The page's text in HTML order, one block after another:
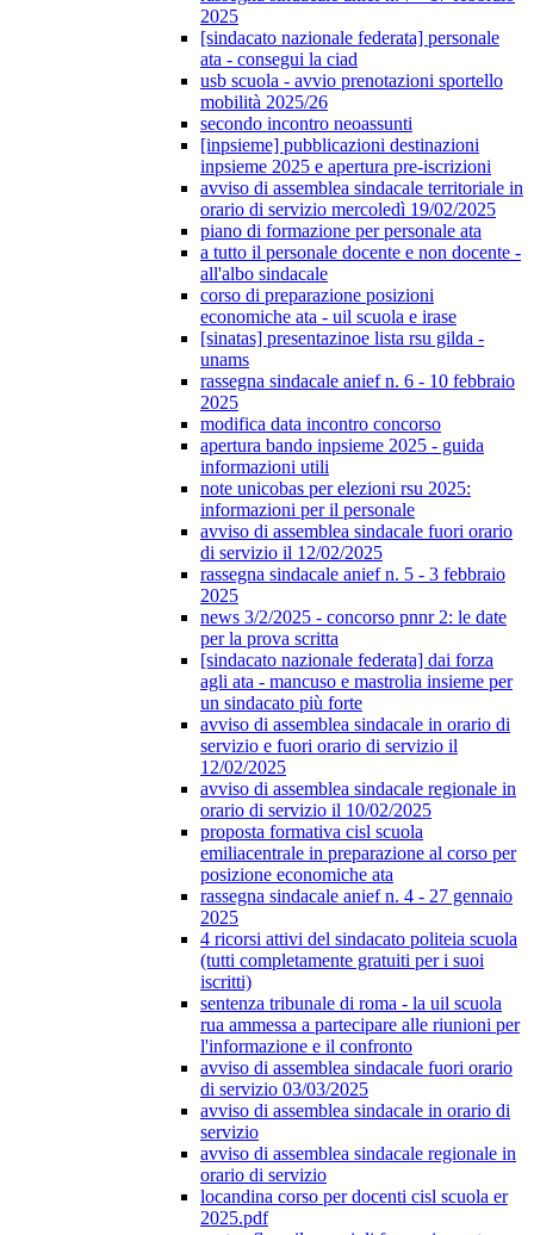
2025
[sindacato nazionale federata] personale
ata - consegui la ciad
usb scuola - avvio prenotazioni sportello
mobilità 2025/26
secondo incontro neoassunti
[inpsieme] pubblicazioni destinazioni
inpsieme 2025 e apertura pre-iscrizioni
avviso di assemblea sindacale territoriale in
orario di servizio mercoledì 19/02/2025
piano di formazione per personale ata
a tutto il personale docente e non docente -
all'albo sindacale
corso di preparazione posizioni
economiche ata - uil scuola e irase
[sinatas] presentazinoe lista rsu gilda -
unams
rassegna sindacale anief n. 6 - 10 febbraio
2025
modifica data incontro concorso
apertura bando inpsieme 2025 - guida
informazioni utili
note unicobas per elezioni rsu 2025:
informazioni per il personale
avviso di assemblea sindacale fuori orario
di servizio il 12/02/2025
rassegna sindacale anief n. 5 - 3 febbraio
2025
news 3/2/2025 - concorso pnnr 2: le date
per la prova scritta
[sindacato nazionale federata] dai forza
agli ata - mancuso e mastrolia insieme per
un sindacato più forte
avviso di assemblea sindacale in orario di
servizio e fuori orario di servizio il
12/02/2025
avviso di assemblea sindacale regionale in
orario di servizio il 10/02/2025
proposta formativa cisl scuola
emiliacentrale in preparazione al corso per
posizione economiche ata
rassegna sindacale anief n. 4 - 27 gennaio
2025
4 ricorsi attivi del sindacato politeia scuola
(tutti completamente gratuiti per i suoi
iscritti)
sentenza tribunale di roma - la uil scuola
rua ammessa a partecipare alle riunioni per
l'informazione e il confronto
avviso di assemblea sindacale fuori orario
di servizio 03/03/2025
avviso di assemblea sindacale in orario di
servizio
avviso di assemblea sindacale regionale in
orario di servizio
locandina corso per docenti cisl scuola er
2025.pdf